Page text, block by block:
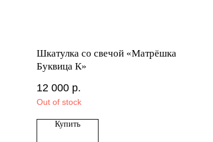
Шкатулка со свечой «Матрёшка
Буквица К»
12 000 р.
Out of stock
Купить